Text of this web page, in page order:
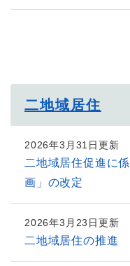
二地域居住
2026年3月31日更新
二地域居住促進に
画」の改定
2026年3月23日更新
二地域居住の推進